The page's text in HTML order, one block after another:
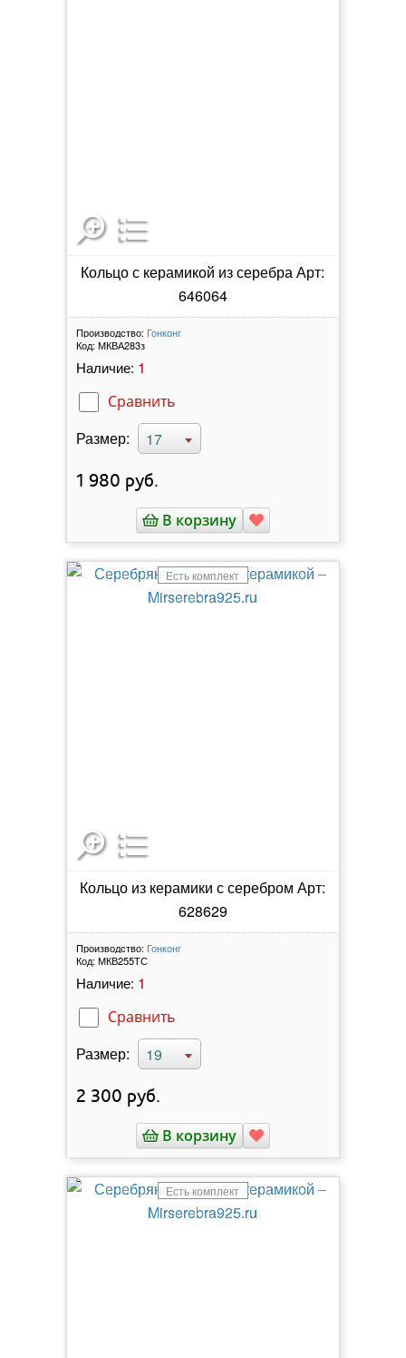
Кольцо с керамикой из серебра Арт:
646064
Производство: Гонконг
Код: МКВА283з
Наличие: 1
Сравнить
Размер: 17
1 980 руб.
В корзину
Есть комплект
Кольцо из керамики с серебром Арт:
628629
Производство: Гонконг
Код: МКВ255ТС
Наличие: 1
Сравнить
Размер: 19
2 300 руб.
В корзину
Есть комплект